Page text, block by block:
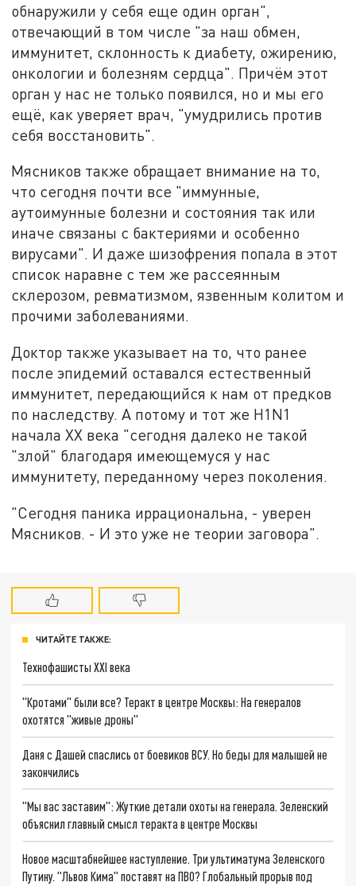
обнаружили у себя еще один орган",
отвечающий в том числе "за наш обмен,
иммунитет, склонность к диабету, ожирению,
онкологии и болезням сердца". Причём этот
орган у нас не только появился, но и мы его
ещё, как уверяет врач, "умудрились против
себя восстановить".
Мясников также обращает внимание на то,
что сегодня почти все "иммунные,
аутоимунные болезни и состояния так или
иначе связаны с бактериями и особенно
вирусами". И даже шизофрения попала в этот
список наравне с тем же рассеянным
склерозом, ревматизмом, язвенным колитом и
прочими заболеваниями.
Доктор также указывает на то, что ранее
после эпидемий оставался естественный
иммунитет, передающийся к нам от предков
по наследству. А потому и тот же H1N1
начала XX века "сегодня далеко не такой
"злой" благодаря имеющемуся у нас
иммунитету, переданному через поколения.
"Сегодня паника иррациональна, - уверен
Мясников. - И это уже не теории заговора".
ЧИТАЙТЕ ТАКЖЕ:
Технофашисты XXI века
"Кротами" были все? Теракт в центре Москвы: На генералов
охотятся "живые дроны"
Даня с Дашей спаслись от боевиков ВСУ. Но беды для малышей не
закончились
"Мы вас заставим": Жуткие детали охоты на генерала. Зеленский
объяснил главный смысл теракта в центре Москвы
Новое масштабнейшее наступление. Три ультиматума Зеленского
Путину. "Львов Кима" поставят на ПВО? Глобальный прорыв под